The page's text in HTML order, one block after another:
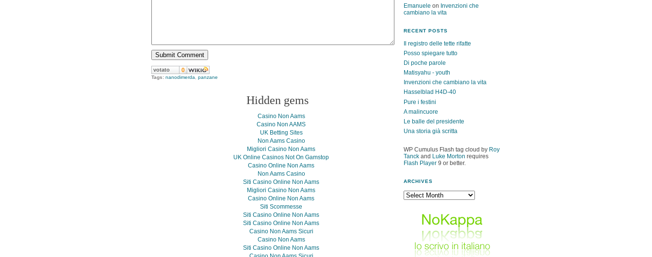
votato 0
Tags: nanodimerda, panzane
Emanuele on Invenzioni che
cambiano la vita
RECENT POSTS
Il registro delle tette rifatte
Posso spiegare tutto
Di poche parole
Matisyahu - youth
Invenzioni che cambiano la vita
Hasselblad H4D-40
Pure i festini
A malincuore
Le balle del presidente
Una storia già scritta
WP Cumulus Flash tag cloud by Roy
Tanck and Luke Morton requires
Flash Player 9 or better.
ARCHIVES
Hidden gems
Casino Non Aams
Casino Non AAMS
UK Betting Sites
Non Aams Casino
Migliori Casino Non Aams
UK Online Casinos Not On Gamstop
Casino Online Non Aams
Non Aams Casino
Siti Casino Online Non Aams
Migliori Casino Non Aams
Casino Online Non Aams
Siti Scommesse
Siti Casino Online Non Aams
Siti Casino Online Non Aams
Casino Non Aams Sicuri
Casino Non Aams
Siti Casino Online Non Aams